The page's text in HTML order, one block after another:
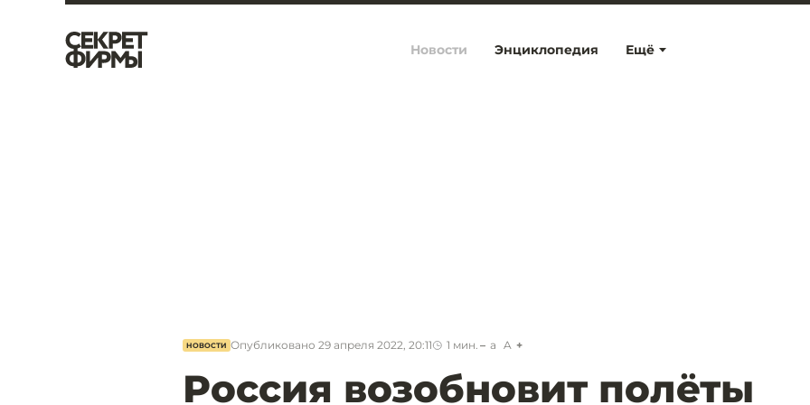
Ещё
Новости Энциклопедия
НОВОСТИ Опубликовано 29 апреля 2022, 20:11 1 мин. a A
Россия возобновит полёты